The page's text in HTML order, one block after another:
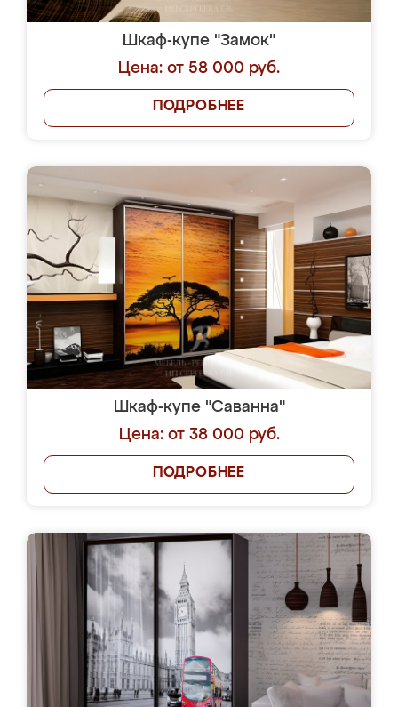
Шкаф-купе "Замок"
Цена: от 58 000 руб.
ПОДРОБНЕЕ
Шкаф-купе "Саванна"
Цена: от 38 000 руб.
ПОДРОБНЕЕ